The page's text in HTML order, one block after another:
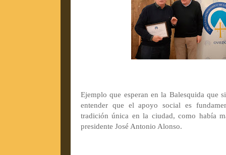
Ejemplo que esperan en la Balesquida que
entender que el apoyo social es
tradición única en la ciudad, como había
presidente José Antonio Alonso.